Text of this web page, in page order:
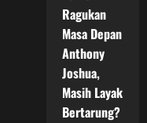
Ragukan
Masa Depan
Anthony
Joshua,
Masih Layak
Bertarung?